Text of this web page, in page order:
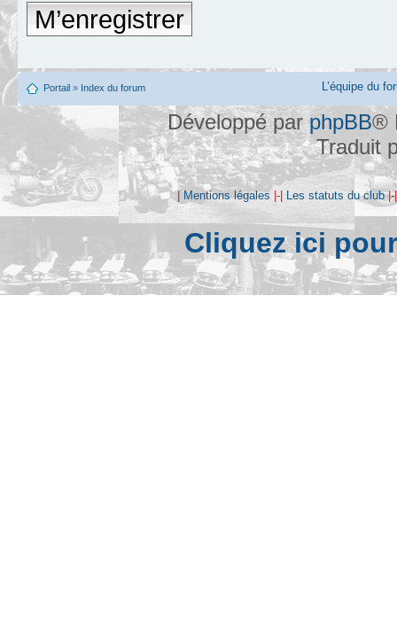
M’enregistrer
Portail » Index du forum L’équipe du
Développé parphpBB®
Traduit
| Mentions légales |-| Les statuts du club
Cliquez ici